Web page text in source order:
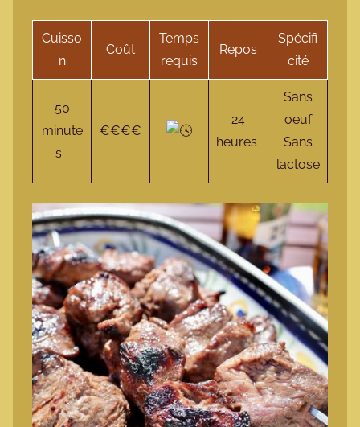
Cuisso
n
Coût
Temps
requis
Repos
Spécifi
cité
50
minute
s
€€€€
24
heures
Sans
oeuf
Sans
lactose